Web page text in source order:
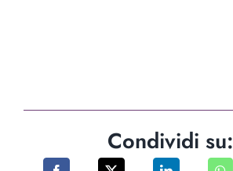
Condividi su: